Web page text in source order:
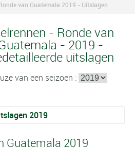
van Guatemala 2019 - Uitslagen
- Ronde van
- 2019 -
uitslagen
van een seizoen :
2019
Guatemala 2019